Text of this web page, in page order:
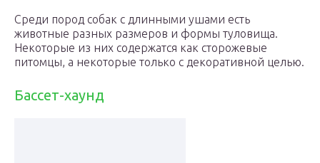
Среди пород собак с длинными ушами есть
животные разных размеров и формы туловища.
Некоторые из них содержатся как сторожевые
питомцы, а некоторые только с декоративной целью.
Бассет-хаунд